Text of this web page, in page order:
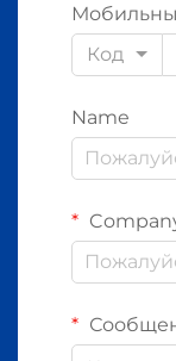
Код
Name